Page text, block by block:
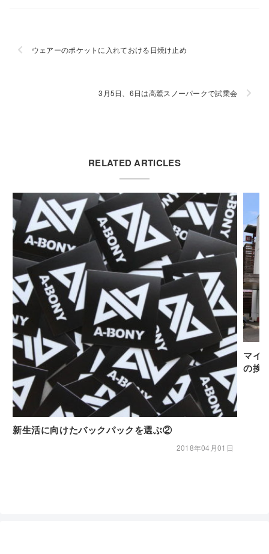
ウェアーのポケットに入れておける日焼け止め
3月5日、6日は高鷲スノーパークで試乗会
RELATED ARTICLES
新生活に向けたバックパックを選ぶ②
2018年04月01日
マイ
の挨